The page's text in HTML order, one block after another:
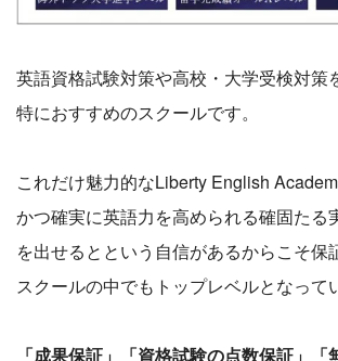
英語資格試験対策や高校・大学受検対策
特におすすめのスクールです。
これだけ魅力的なLiberty English
かつ確実に英語力を高められる確固たる
を出せるとという自信があるからこそ保
スクールの中でもトップレベルとなって
「成果保証」「資格試験の点数保証」「